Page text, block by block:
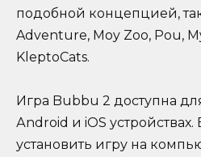
подобной концепцией,
Adventure, Moy Zoo, Pou,
KleptoCats.
Игра Bubbu 2 доступна
Аndroid и iOS
установить игру на